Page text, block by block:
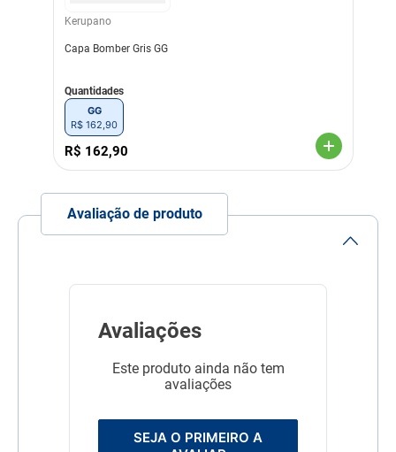
Kerupano
Capa Bomber Gris GG
Quantidades
GG
R$ 162 90
R$ 162,90
Avaliação de produto
Avaliações
Este produto ainda não tem
avaliações
SEJA O PRIMEIRO A